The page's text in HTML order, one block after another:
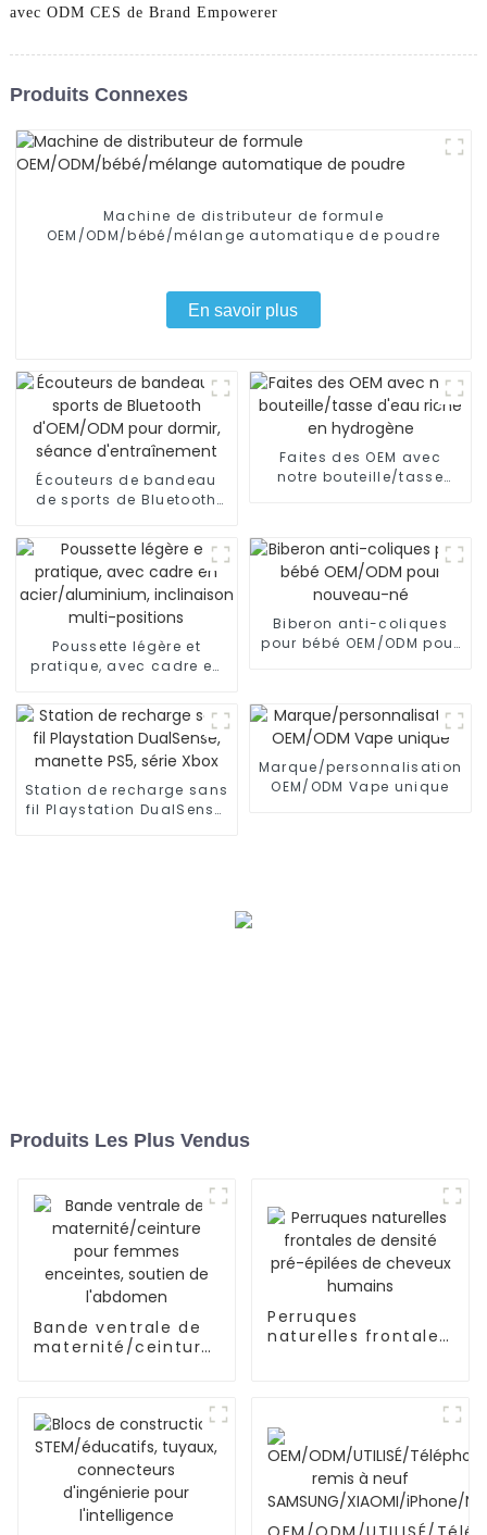
avec ODM CES de Brand Empowerer
Produits Connexes
Machine de distributeur de formule
OEM/ODM/bébé/mélange automatique de poudre
En savoir plus
Écouteurs de bandeau
de sports de Bluetooth
séance d'entraînement
Faites des OEM avec
notre bouteille/tasse
Poussette légère et
pratique, avec cadre en
inclinaison multi-
positions
Biberon anti-coliques
pour bébé OEM/ODM pour
Station de recharge sans
fil Playstation DualSense,
Marque/personnalisation
OEM/ODM Vape unique
Produits Les Plus Vendus
Bande ventrale de
maternité/ceinture
Perruques
naturelles frontales